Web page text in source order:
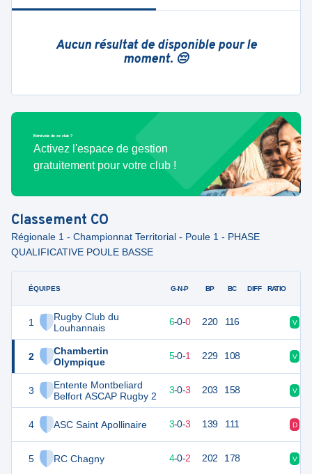
Aucun résultat de disponible pour le
moment. 😔
Bénévole de ce club ?
Activez l'espace de gestion
gratuitement pour votre club !
Classement CO
Régionale 1 - Championnat Territorial - Poule 1 - PHASE
QUALIFICATIVE POULE BASSE
ÉQUIPES
1
Rugby Club du
Louhannais
2
Chambertin
Olympique
3
Entente Montbeliard
Belfort ASCAP Rugby 2
4 ASC Saint Apollinaire
5 RC Chagny
G-N-P BP BC DIFF RATIO
6-0-0 220 116 V
5-0-1 229 108 V
43 6 3-0-3 203 158 V
28 3-0-3 139 111 D
4-0-2 202 178 V